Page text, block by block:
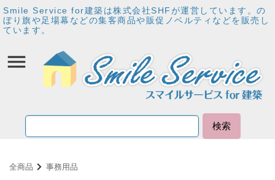
Smile Service for建築は株式会社SHFが運営しています。の
ぼり旗や足場幕などの集客商品や販促ノベルティなどを販売し
ています。
検索
全商品 事務用品